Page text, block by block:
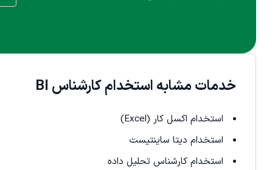
خدمات مشابه استخدام کارشناس BI
استخدام اکسل کار (Excel)
استخدام دیتا ساینتیست
استخدام کارشناس تحلیل داده